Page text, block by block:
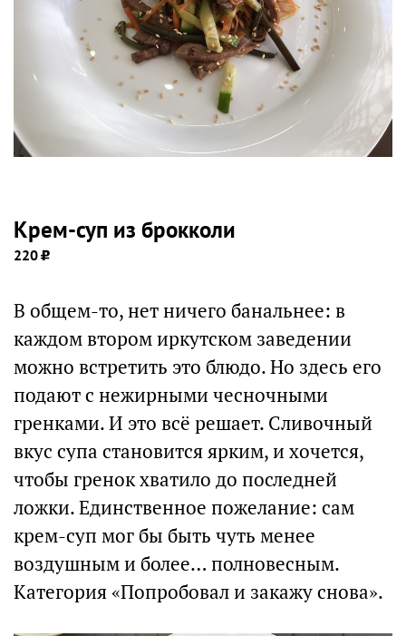
Крем-суп из брокколи
220
В общем-то, нет ничего банальнее: в
каждом втором иркутском заведении
можно встретить это блюдо. Но здесь его
подают с нежирными чесночными
гренками. И это всё решает. Сливочный
вкус супа становится ярким, и хочется,
чтобы гренок хватило до последней
ложки. Единственное пожелание: сам
крем-суп мог бы быть чуть менее
воздушным и более… полновесным.
Категория «Попробовал и закажу снова».